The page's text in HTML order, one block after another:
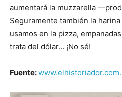
aumentará la muzzarella
Seguramente también la
usamos en la pizza,
trata del dólar… ¡No sé!
Fuente: